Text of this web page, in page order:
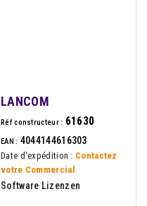
LANCOM
Réf constructeur : 61630
EAN : 4044144616303
Date d'expédition : Contactez
votre Commercial
Software Lizenzen